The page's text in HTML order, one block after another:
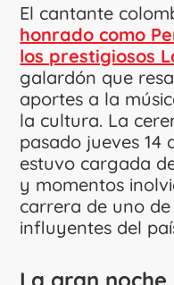
El cantante
honrado como
los prestigiosos
galardón que
aportes a la
la cultura. La
pasado jueves 14
estuvo cargada
y momentos
carrera de uno
influyentes del
La gran noche